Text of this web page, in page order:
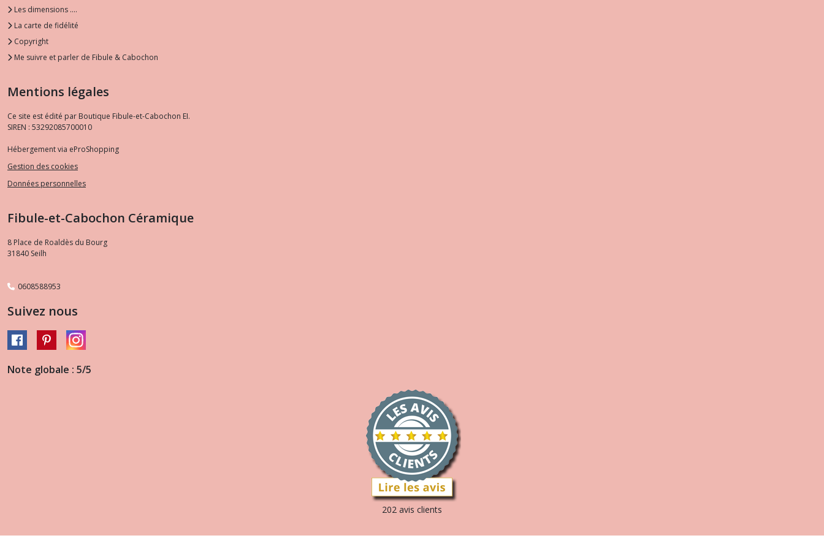
Les dimensions ....
La carte de fidélité
Copyright
Me suivre et parler de Fibule & Cabochon
Mentions légales
Ce site est édité par Boutique Fibule-et-Cabochon EI.
SIREN : 53292085700010
Hébergement via eProShopping
Gestion des cookies
Données personnelles
Fibule-et-Cabochon Céramique
8 Place de Roaldès du Bourg
31840 Seilh
0608588953
Suivez nous
Note globale : 5/5
202 avis clients